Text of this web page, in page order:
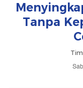
Tanpa